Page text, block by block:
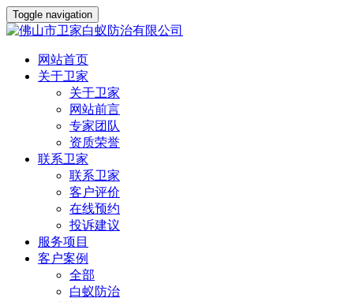
Toggle navigation
网站首页
关于卫家
关于卫家
网站前言
专家团队
资质荣誉
联系卫家
联系卫家
客户评价
在线预约
投诉建议
服务项目
客户案例
全部
白蚁防治